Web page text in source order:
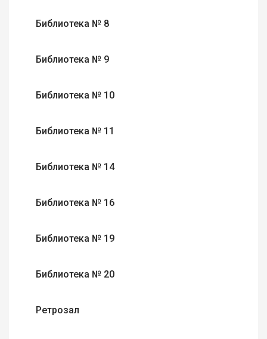
Библиотека № 8
Библиотека № 9
Библиотека № 10
Библиотека № 11
Библиотека № 14
Библиотека № 16
Библиотека № 19
Библиотека № 20
Ретрозал